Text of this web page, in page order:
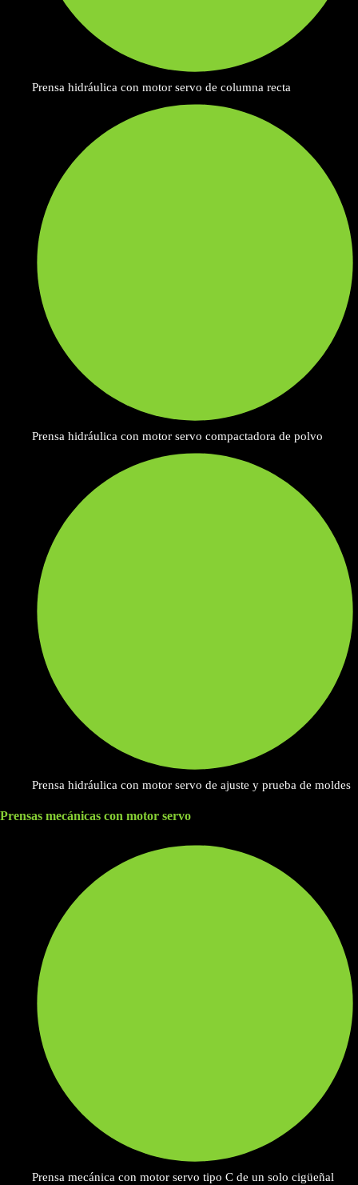
Prensa hidráulica con motor servo de columna recta
Prensa hidráulica con motor servo compactadora de polvo
Prensa hidráulica con motor servo de ajuste y prueba de moldes
Prensas mecánicas con motor servo
Prensa mecánica con motor servo tipo C de un solo cigüeñal